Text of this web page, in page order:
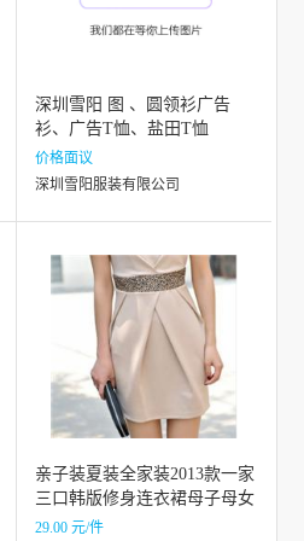
深圳雪阳 图 、圆领衫广告
衫、广告T恤、盐田T恤
价格面议
深圳雪阳服装有限公司
亲子装夏装全家装2013款一家
三口韩版修身连衣裙母子母女
装家庭装
29.00 元/件